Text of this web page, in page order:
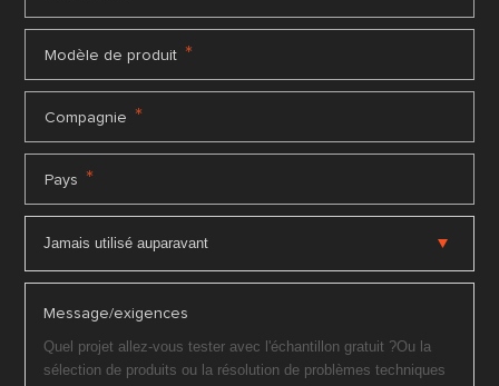
Modèle de produit *
Compagnie *
Pays *
Message/exigences